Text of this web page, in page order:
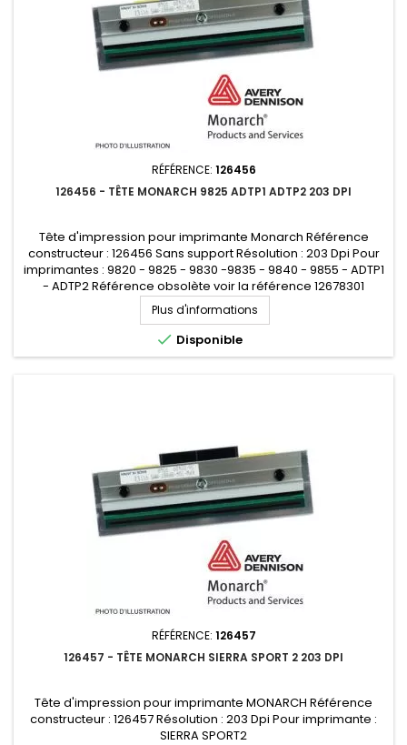
RÉFÉRENCE: 126456
126456 - TÊTE MONARCH 9825 ADTP1 ADTP2 203 DPI
Tête d'impression pour imprimante Monarch Référence
constructeur : 126456 Sans support Résolution : 203 Dpi Pour
imprimantes : 9820 - 9825 - 9830 -9835 - 9840 - 9855 - ADTP1
- ADTP2 Référence obsolète voir la référence 12678301
Plus d'informations
 Disponible
RÉFÉRENCE: 126457
126457 - TÊTE MONARCH SIERRA SPORT 2 203 DPI
Tête d'impression pour imprimante MONARCH Référence
constructeur : 126457 Résolution : 203 Dpi Pour imprimante :
SIERRA SPORT2